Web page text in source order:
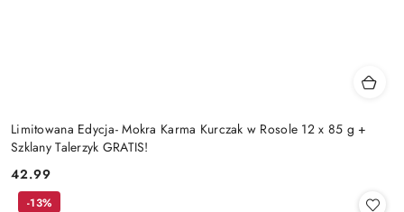
Limitowana Edycja- Mokra Karma Kurczak w Rosole 12 x 85 g +
Szklany Talerzyk GRATIS!
Cena:
42.99
-13%